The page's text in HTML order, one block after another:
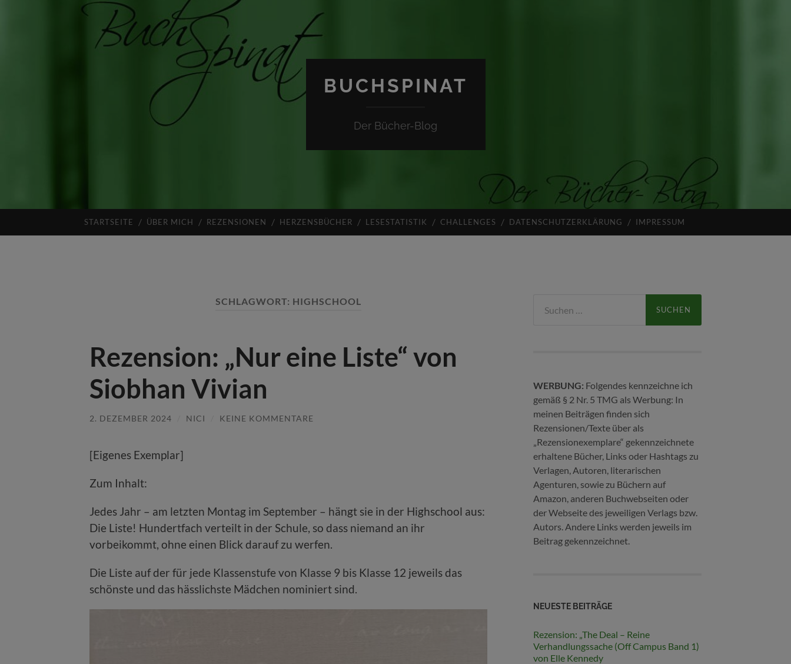
BUCHSPINAT
Der Bücher-Blog
STARTSEITE ÜBER MICH REZENSIONEN HERZENSBÜCHER LESESTATISTIK CHALLENGES DATENSCHUTZERKLÄRUNG IMPRESSUM
SCHLAGWORT: HIGHSCHOOL
Rezension: „Nur eine Liste“ von
Siobhan Vivian
2. DEZEMBER 2024 NICI KEINE KOMMENTARE
[Eigenes Exemplar]
Zum Inhalt:
Jedes Jahr – am letzten Montag im September – hängt sie in der Highschool aus:
Die Liste! Hundertfach verteilt in der Schule, so dass niemand an ihr
vorbeikommt, ohne einen Blick darauf zu werfen.
Die Liste auf der für jede Klassenstufe von Klasse 9 bis Klasse 12 jeweils das
schönste und das hässlichste Mädchen nominiert sind.
nach:
WERBUNG: Folgendes kennzeichne ich
gemäß § 2 Nr. 5 TMG als Werbung: In
meinen Beiträgen finden sich
Rezensionen/Texte über als
„Rezensionexemplare“ gekennzeichnete
erhaltene Bücher, Links oder Hashtags zu
Verlagen, Autoren, literarischen
Agenturen, sowie zu Büchern auf
Amazon, anderen Buchwebseiten oder
der Webseite des jeweiligen Verlags bzw.
Autors. Andere Links werden jeweils im
Beitrag gekennzeichnet.
NEUESTE BEITRÄGE
Rezension: „The Deal – Reine
Verhandlungssache (Off Campus Band 1)
von Elle Kennedy